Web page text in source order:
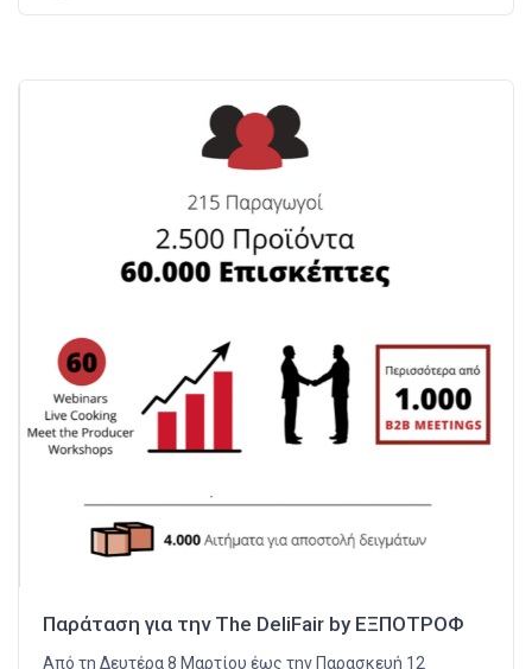
Παράταση για την The DeliFair by ΕΞΠΟΤΡΟΦ
Από τη Δευτέρα 8 Μαρτίου έως την Παρασκευή 12